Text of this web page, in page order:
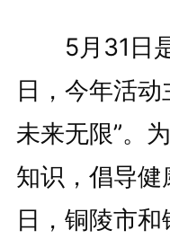
5月31日是
日，今年活
未来无限”。
知识，倡导
日，铜陵市